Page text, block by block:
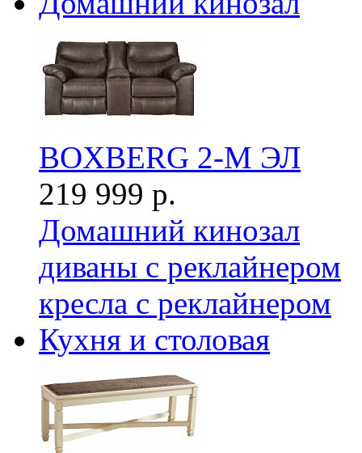
BOXBERG 2-М ЭЛ
219 999 р.
Домашний кинозал
диваны с реклайнером
кресла с реклайнером
Кухня и столовая